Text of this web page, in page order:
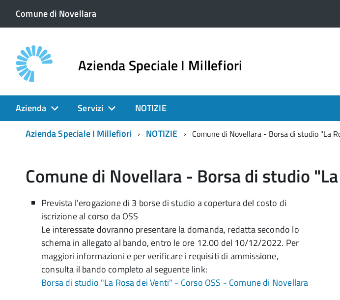
Comune di Novellara
Azienda Speciale I Millefiori
Azienda Servizi
NOTIZIE
Azienda Speciale I Millefiori
NOTIZIE Comune di Novellara - Borsa di studio "La
Comune di Novellara - Borsa di studio
Prevista l'erogazione di 3 borse di studio a copertura del costo di
iscrizione al corso da OSS
Le interessate dovranno presentare la domanda, redatta secondo lo
schema in allegato al bando, entro le ore 12.00 del 10/12/2022. Per
maggiori informazioni e per verificare i requisiti di ammissione,
consulta il bando completo al seguente link:
Borsa di studio "La Rosa dei Venti" - Corso OSS - Comune di Novellara